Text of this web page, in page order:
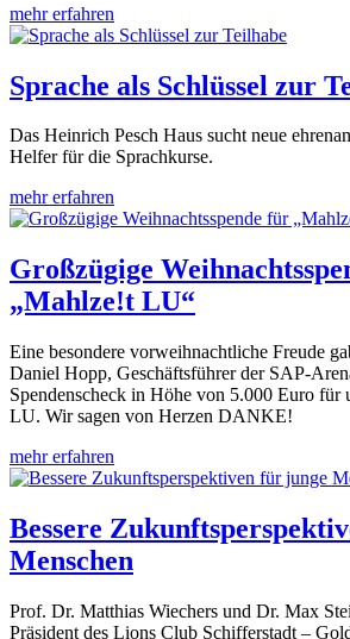
mehr erfahren
Sprache als Schlüssel zur
Das Heinrich Pesch Haus sucht neue
Helfer für die Sprachkurse.
mehr erfahren
Großzügige
„Mahlze!t LU“
Eine besondere vorweihnachtliche Freude
Daniel Hopp, Geschäftsführer der SAP-
Spendenscheck in Höhe von 5.000 Euro für
LU. Wir sagen von Herzen DANKE!
mehr erfahren
Bessere
Menschen
Prof. Dr. Matthias Wiechers und Dr. Max
Präsident des Lions Club Schifferstadt –